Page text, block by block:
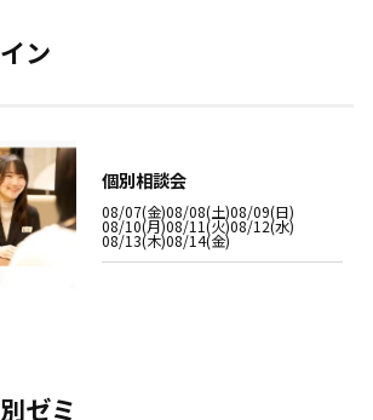
ン
個別相談会
08/07(金)08/08(土)08/09(日)
08/10(月)08/11(火)08/12(水)
08/13(木)08/14(金)
ゼミ